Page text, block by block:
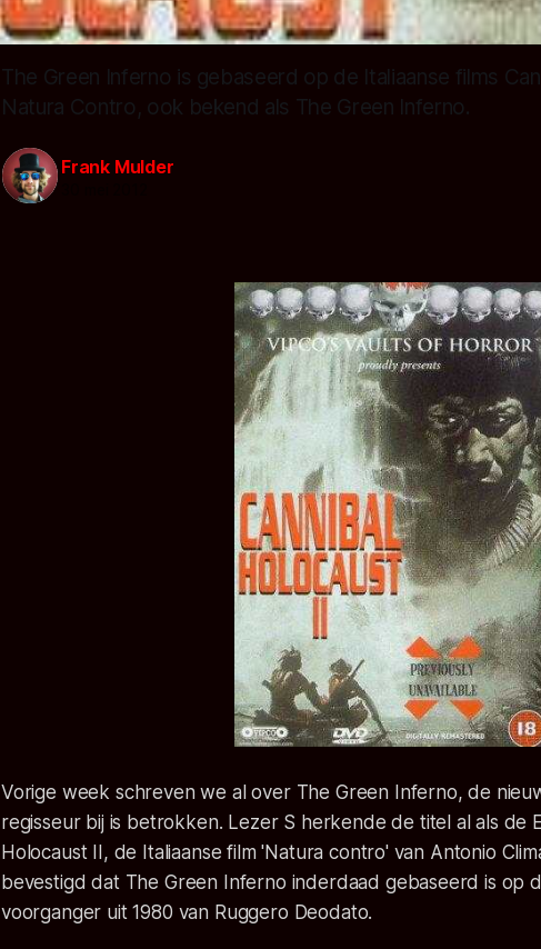
The Green Inferno is gebaseerd op de Italiaanse films
Natura Contro, ook bekend als The Green Inferno.
Frank Mulder
Vorige week schreven we al over The Green Inferno, de
regisseur bij is betrokken. Lezer S herkende de titel al als de
Holocaust II, de Italiaanse film 'Natura contro' van Antonio
bevestigd dat The Green Inferno inderdaad gebaseerd is op
voorganger uit 1980 van Ruggero Deodato.